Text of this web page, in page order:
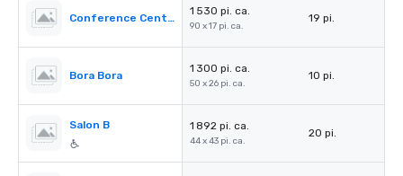
Conference Center Foyer
1 530 pi. ca.
90 x 17 pi. ca.
19 pi.
Bora Bora
1 300 pi. ca.
50 x 26 pi. ca.
10 pi.
Salon B 1 892 pi. ca.
44 x 43 pi. ca.
20 pi.